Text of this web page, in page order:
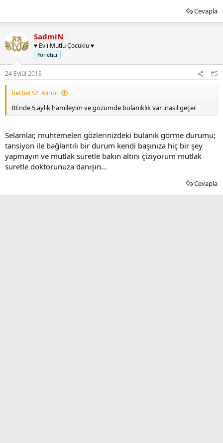
Cevapla
SadmiN
♥ Evli Mutlu Çocuklu ♥
Yönetici
24 Eylül 2018 #5
betbet52' Alıntı:
BEnde 5.aylık hamileyim ve gözümde bulanıklık var .nasıl geçer
Selamlar, muhtemelen gözlerinizdeki bulanık görme durumu;
tansiyon ile bağlantılı bir durum kendi başınıza hiç bir şey
yapmayın ve mutlak suretle bakın altını çiziyorum mutlak
suretle doktorunuza danışın...
Cevapla